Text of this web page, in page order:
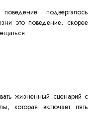
подвергалось
это поведение, скорее
жизненный сценарий с
которая включает пять